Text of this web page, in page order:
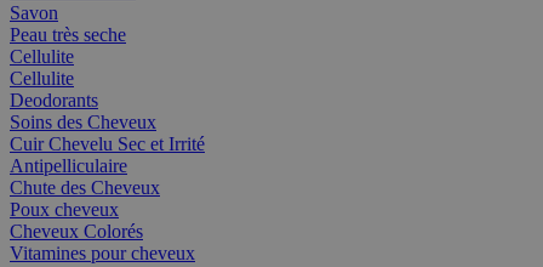
Savon
Peau très seche
Cellulite
Cellulite
Deodorants
Soins des Cheveux
Cuir Chevelu Sec et Irrité
Antipelliculaire
Chute des Cheveux
Poux cheveux
Cheveux Colorés
Vitamines pour cheveux